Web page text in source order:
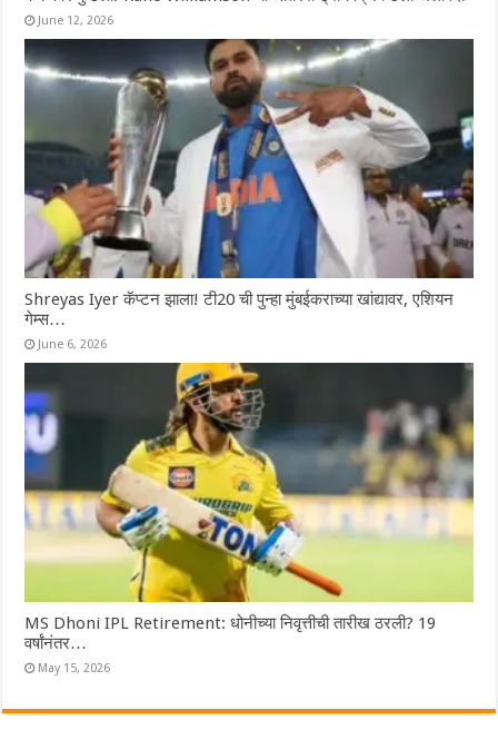
June 12, 2026
Shreyas Iyer कॅप्टन झाला! टी20 ची पुन्हा मुंबईकराच्या खांद्यावर, एशियन
गेम्स…
June 6, 2026
MS Dhoni IPL Retirement: धोनीच्या निवृत्तीची तारीख ठरली? 19
वर्षांनंतर…
May 15, 2026